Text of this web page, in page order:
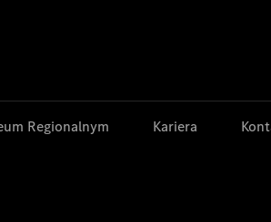
Regionalnym Kariera